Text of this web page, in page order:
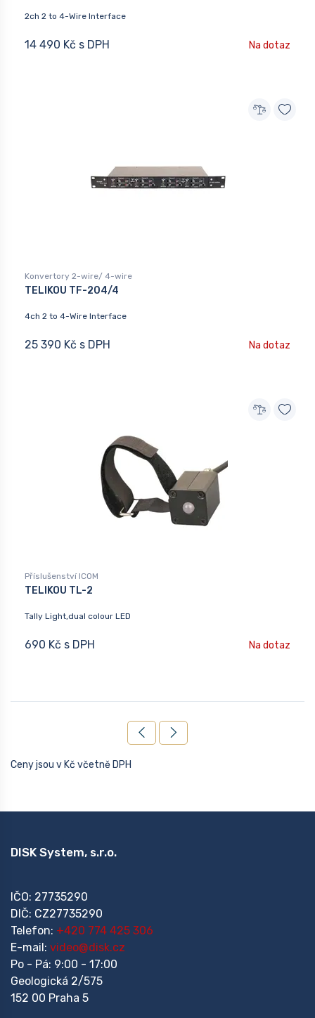
2ch 2 to 4-Wire Interface
14 490 Kč s DPH Na dotaz
Konvertory 2-wire/ 4-wire
TELIKOU TF-204/4
4ch 2 to 4-Wire Interface
25 390 Kč s DPH Na dotaz
Příslušenství ICOM
TELIKOU TL-2
Tally Light,dual colour LED
690 Kč s DPH Na dotaz
Ceny jsou v Kč včetně DPH
DISK System, s.r.o.
IČO: 27735290
DIČ: CZ27735290
Telefon: +420 774 425 306
E-mail: video@disk.cz
Po - Pá: 9:00 - 17:00
Geologická 2/575
152 00 Praha 5